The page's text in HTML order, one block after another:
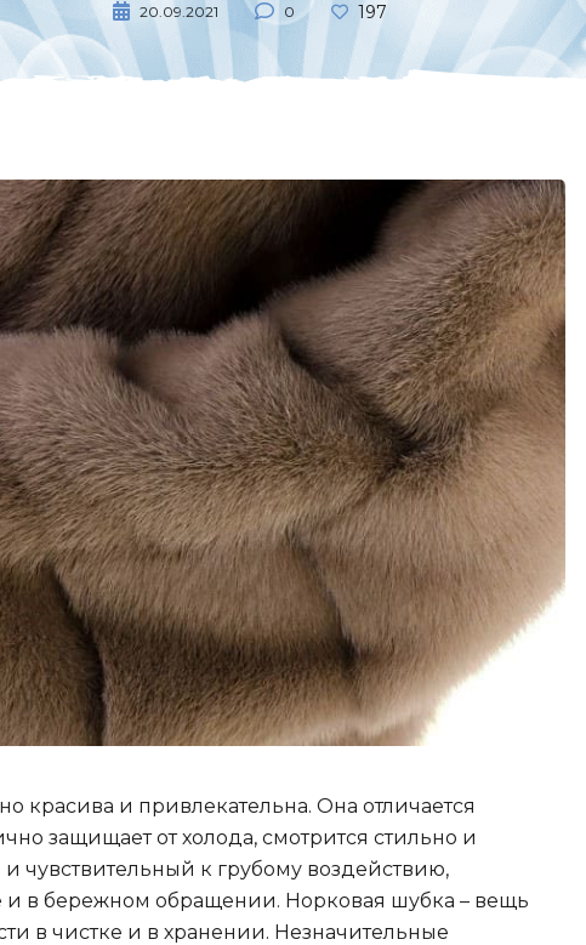
20.09.2021 0 197
красива и привлекательна. Она отличается
защищает от холода, смотрится стильно и
чувствительный к грубому воздействию,
и в бережном обращении. Норковая шубка – вещь
в чистке и в хранении. Незначительные